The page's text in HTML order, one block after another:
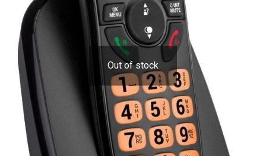
Out of stock